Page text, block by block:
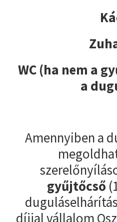
WC (ha nem a
a
Amennyiben a
gyűjtőcső
díjjal vállalom